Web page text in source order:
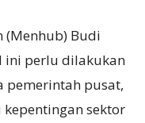
(Menhub) Budi
ini perlu dilakukan
pemerintah pusat,
sektor